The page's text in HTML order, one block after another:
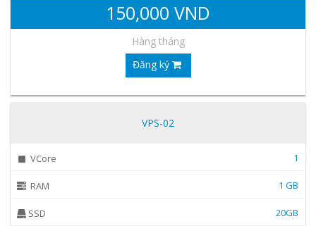
150,000 VND
Hàng tháng
Đăng ký
VPS-02
VCore 1
RAM 1 GB
SSD 20GB